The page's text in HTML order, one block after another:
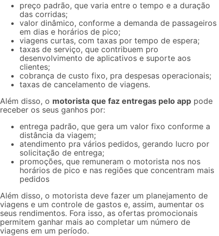
preço padrão, que varia entre o tempo e a duração
das corridas;
valor dinâmico, conforme a demanda de passageiros
em dias e horários de pico;
viagens curtas, com taxas por tempo de espera;
taxas de serviço, que contribuem pro
desenvolvimento de aplicativos e suporte aos
clientes;
cobrança de custo fixo, pra despesas operacionais;
taxas de cancelamento de viagens.
Além disso, o motorista que faz entregas pelo app pode
receber os seus ganhos por:
entrega padrão, que gera um valor fixo conforme a
distância da viagem;
atendimento pra vários pedidos, gerando lucro por
solicitação de entrega;
promoções, que remuneram o motorista nos nos
horários de pico e nas regiões que concentram mais
pedidos
Além disso, o motorista deve fazer um planejamento de
viagens e um controle de gastos e, assim, aumentar os
seus rendimentos. Fora isso, as ofertas promocionais
permitem ganhar mais ao completar um número de
viagens em um período.